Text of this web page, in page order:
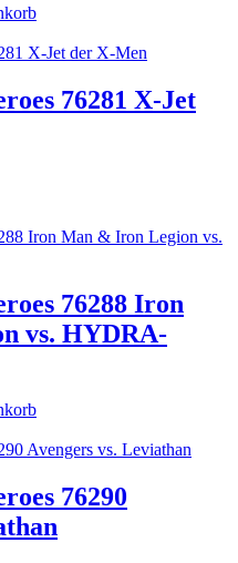
76281 X-Jet
76288 Iron
vs. HYDRA-
76290